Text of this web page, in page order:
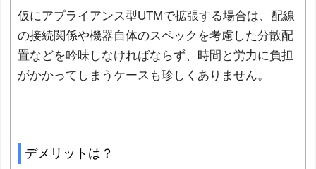
仮にアプライアンス型UTMで拡張する場合は、配線
の接続関係や機器自体のスペックを考慮した分散配
置などを吟味しなければならず、時間と労力に負担
がかかってしまうケースも珍しくありません。
デメリットは？